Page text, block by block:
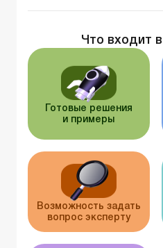
Что входит
Готовые решения
и примеры
Возможность задать
вопрос эксперту